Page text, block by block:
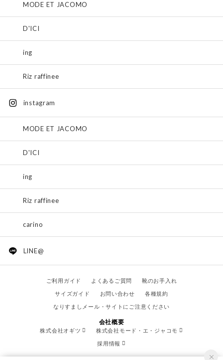
MODE ET JACOMO
D'ICI
ing
Riz raffinee
instagram
MODE ET JACOMO
D'ICI
ing
Riz raffinee
carino
LINE@
ご利用ガイド よくあるご質問
靴のお手入れ
サイズガイド
お問い合わせ
各種規約
なりすましメール・サイトにご注意ください
会社概要
株式会社オギツ
株式会社モード・エ・ジャコモ
採用情報